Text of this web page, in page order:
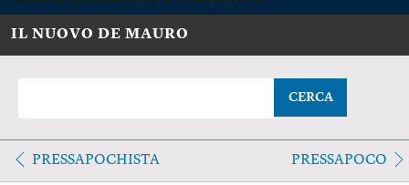
IL NUOVO DE MAURO
CERCA
PRESSAPOCHISTA PRESSAPOCO